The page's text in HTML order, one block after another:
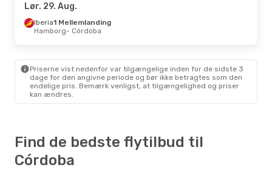
Lør. 29. Aug.
Iberia1 Mellemlanding
Hamborg- Córdoba
Priserne vist nedenfor var tilgængelige inden for de sidste 3
dage for den angivne periode og bør ikke betragtes som den
endelige pris. Bemærk venligst, at tilgængelighed og priser
kan ændres.
Find de bedste flytilbud til
Córdoba